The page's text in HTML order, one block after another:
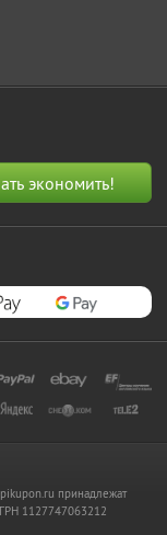
принадлежат
1127747063212